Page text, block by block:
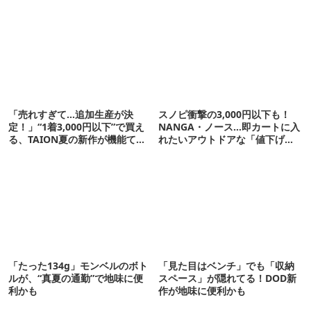
「売れすぎて…追加生産が決
定！」“1着3,000円以下”で買え
る、TAION夏の新作が機能てん
スノピ衝撃の3,000円以下も！
NANGA・ノース…即カートに入
れたいアウトドアな「値下げ夏
「たった134g」モンベルのボト
ルが、“真夏の通勤”で地味に便
利かも
「見た目はベンチ」でも「収納
スペース」が隠れてる！DOD新
作が地味に便利かも